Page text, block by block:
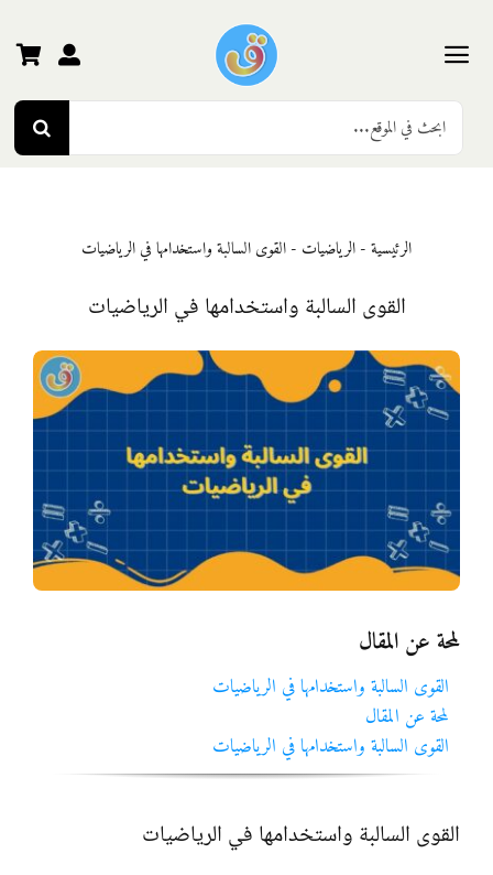
content
Toggle
Navigation
الرئيسية
المرحلة الثانية
المرحلة الثالثة
المواد
أنواع الموارد
الألعاب التفاعلية
Search
for:
الرئيسية-الرياضيات -القوى السالبة واستخدامها في الرياضيات
القوى السالبة واستخدامها في الرياضيات
لمحة عن المقال
القوى السالبة واستخدامها في الرياضيات
لمحة عن المقال
القوى السالبة واستخدامها في الرياضيات
القوى السالبة واستخدامها في الرياضيات